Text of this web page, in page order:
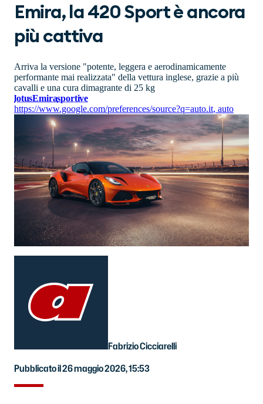
Emira, la 420 Sport è ancora
più cattiva
Arriva la versione "potente, leggera e aerodinamicamente
performante mai realizzata" della vettura inglese, grazie a più
cavalli e una cura dimagrante di 25 kg
lotusEmirasportive
https://www.google.com/preferences/source?q=auto.it, auto
Fabrizio Cicciarelli
Pubblicato il 26 maggio 2026, 15:53